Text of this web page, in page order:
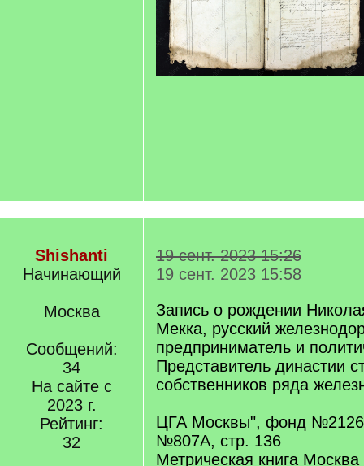
Shishanti
Начинающий
Москва
Сообщений:
34
На сайте с
2023 г.
Рейтинг:
32
19 сент. 2023 15:26
19 сент. 2023 15:58
Запись о рождении
Мекка, русский
предприниматель и
Представитель династии
собственников ряда
ЦГА Москвы", фонд
№807А, стр. 136
Метрическая книга